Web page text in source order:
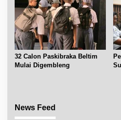
32 Calon Paskibraka Beltim
Mulai Digembleng
News Feed